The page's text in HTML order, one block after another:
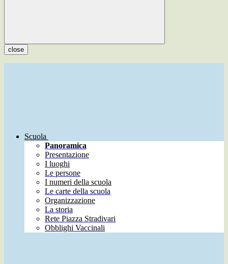
close
Scuola
Panoramica
Presentazione
I luoghi
Le persone
I numeri della scuola
Le carte della scuola
Organizzazione
La storia
Rete Piazza Stradivari
Obblighi Vaccinali